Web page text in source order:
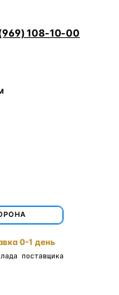
108-10-00
0-1 день
поставщика